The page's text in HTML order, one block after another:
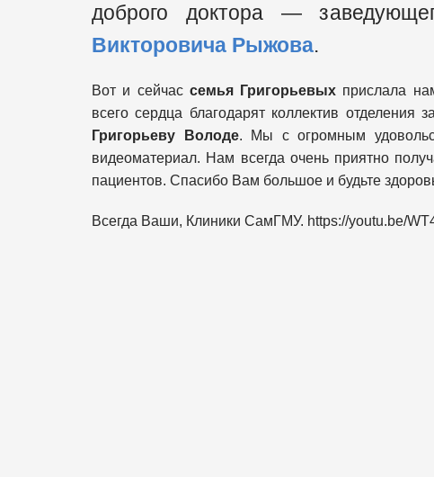
доброго доктора —
Викторовича Рыжова.
Вот и сейчас семья Григорьевых прислала
всего сердца благодарят коллектив
Григорьеву Володе. Мы с огромным
видеоматериал. Нам всегда очень приятно
пациентов. Спасибо Вам большое и будьте
Всегда Ваши, Клиники СамГМУ. https://youtu.be/